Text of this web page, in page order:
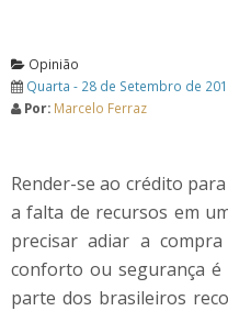
Opinião
Quarta - 28 de Setembro de
Por: Marcelo Ferraz
Render-se ao crédito
a falta de recursos em
precisar adiar a
conforto ou segurança
parte dos brasileiros